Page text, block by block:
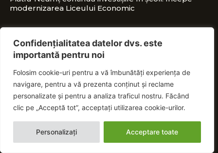
Confidențialitatea datelor dvs. este
importantă pentru noi
Folosim cookie-uri pentru a vă îmbunătăți experiența de
navigare, pentru a vă prezenta conținut și reclame
personalizate și pentru a analiza traficul nostru. Făcând
clic pe „Acceptă tot”, acceptați utilizarea cookie-urilor.
Personalizați Acceptare toate
modernizarea Liceului Economic
CONTACT
office@nitaadrian.ro
0728 460 750
PSD Piatra-Neamț, Piața Ștefan cel Mare, nr.